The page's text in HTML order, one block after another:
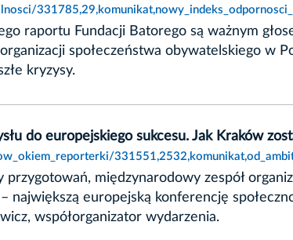
raportu Fundacji Batorego są ważnym
społeczeństwa obywatelskiego w
kryzysy.
do europejskiego sukcesu. Jak Kraków
przygotowań, międzynarodowy zespół
największą europejską konferencję
współorganizator wydarzenia.